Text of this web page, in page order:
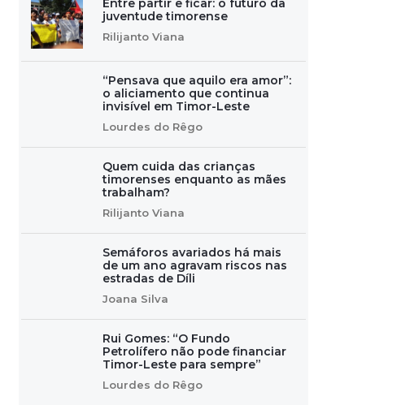
Entre partir e ficar: o futuro da
juventude timorense
Rilijanto Viana
“Pensava que aquilo era amor”:
o aliciamento que continua
invisível em Timor-Leste
Lourdes do Rêgo
Quem cuida das crianças
timorenses enquanto as mães
trabalham?
Rilijanto Viana
Semáforos avariados há mais
de um ano agravam riscos nas
estradas de Díli
Joana Silva
Rui Gomes: “O Fundo
Petrolífero não pode financiar
Timor-Leste para sempre”
Lourdes do Rêgo